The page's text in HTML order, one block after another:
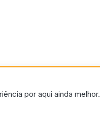
por aqui ainda melhor.
LTDA.